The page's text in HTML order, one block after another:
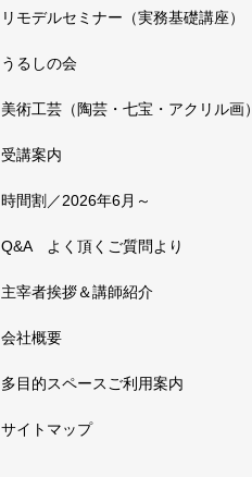
リモデルセミナー（実務基礎講座）
うるしの会
美術工芸（陶芸・七宝・アクリル画）
受講案内
時間割／2026年6月～
Q&A よく頂くご質問より
主宰者挨拶＆講師紹介
会社概要
多目的スペースご利用案内
サイトマップ